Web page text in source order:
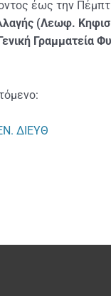
έως την
(Λεωφ.
Γραμματεία
ΔΙΕΥΘ